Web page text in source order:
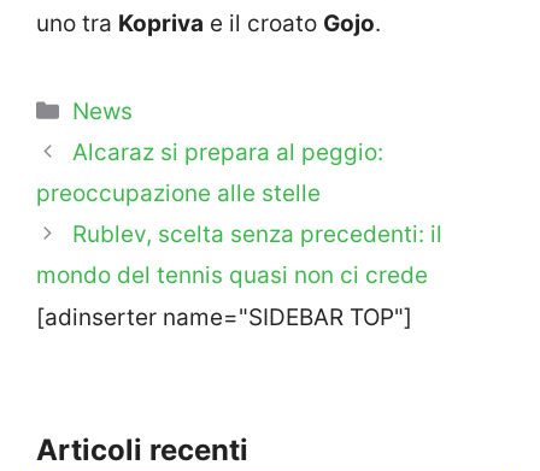
uno tra Kopriva e il croato Gojo.
Categorie
News
Alcaraz si prepara al peggio:
preoccupazione alle stelle
Rublev, scelta senza precedenti: il
mondo del tennis quasi non ci crede
[adinserter name="SIDEBAR TOP"]
Articoli recenti